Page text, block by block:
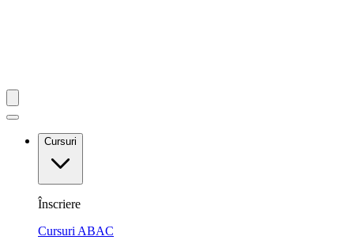
Cursuri
Înscriere
Cursuri ABAC